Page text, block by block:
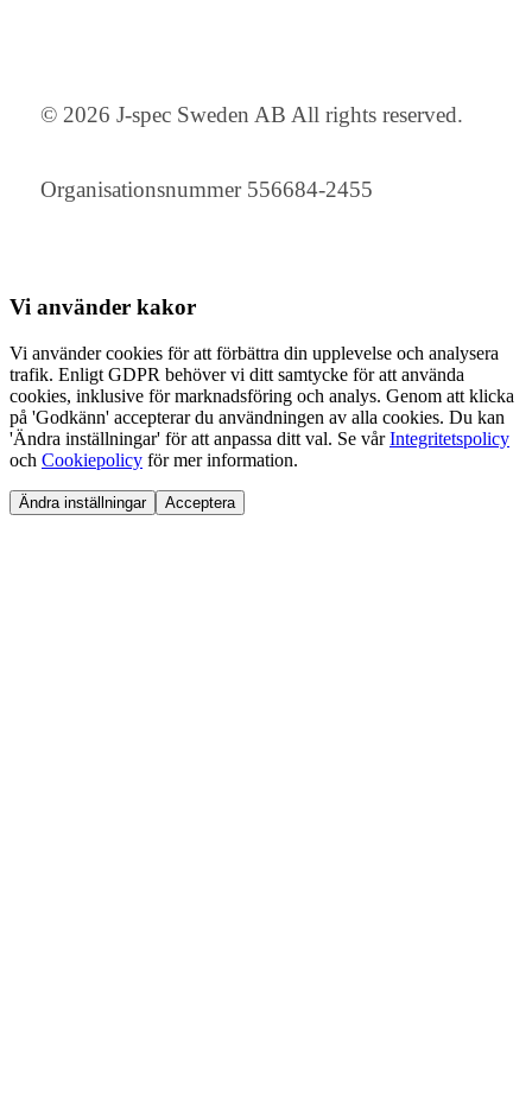
© 2026 J-spec Sweden AB All rights reserved.
Organisationsnummer 556684-2455
Vi använder kakor
Vi använder cookies för att förbättra din upplevelse och analysera
trafik. Enligt GDPR behöver vi ditt samtycke för att använda
cookies, inklusive för marknadsföring och analys. Genom att klicka
på 'Godkänn' accepterar du användningen av alla cookies. Du kan
'Ändra inställningar' för att anpassa ditt val. Se vårIntegritetspolicy
och Cookiepolicy för mer information.
Ändra inställningar Acceptera